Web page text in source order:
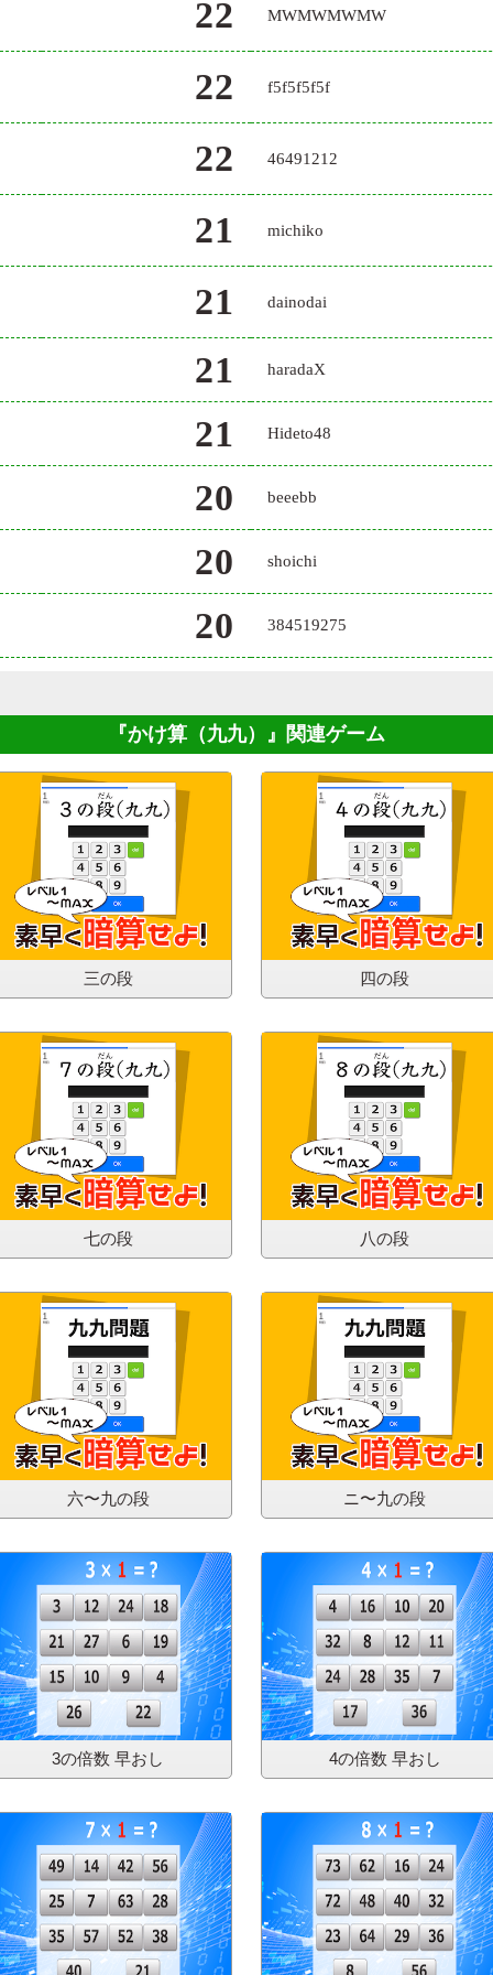
22 MWMWMWMW
22 f5f5f5f5f
22 46491212
21 michiko
21 dainodai
21 haradaX
21 Hideto48
20 beeebb
20 shoichi
20 384519275
『かけ算（九九）』 関連ゲーム
三の段 四の段
七の段 八の段
六〜九の段 ニ〜九の段
3の倍数 早おし 4の倍数 早おし